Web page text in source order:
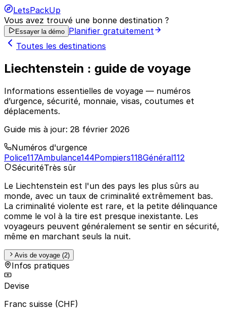
LetsPackUp
Vous avez trouvé une bonne destination ?
Essayer la démo Planifier gratuitement
Toutes les destinations
Liechtenstein : guide de voyage
Informations essentielles de voyage — numéros
d’urgence, sécurité, monnaie, visas, coutumes et
déplacements.
Guide mis à jour: 28 février 2026
Numéros d'urgence
Police117Ambulance144Pompiers118Général112
SécuritéTrès sûr
Le Liechtenstein est l'un des pays les plus sûrs au
monde, avec un taux de criminalité extrêmement bas.
La criminalité violente est rare, et la petite délinquance
comme le vol à la tire est presque inexistante. Les
voyageurs peuvent généralement se sentir en sécurité,
même en marchant seuls la nuit.
Avis de voyage (2)
Infos pratiques
Devise
Franc suisse (CHF)